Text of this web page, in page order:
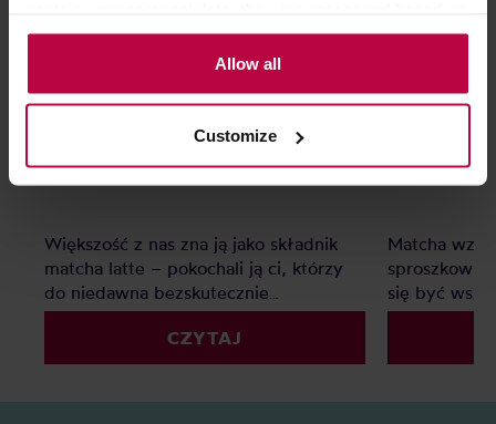
the controller’s (namely, ALL GOOD S.A., ul.
Mazowiecka 24I/U9, 78-100 Kołobrzeg) or third parties’
legitimate interests which are to ensure a high quality of
activities of the controller and authorized entities. More
information about cookies and the personal data
Allow all
Customize
Herbata matcha — co to jest i jakie ma
Większość z nas zna ją jako składnik
matcha latte – pokochali ją ci, którzy
do niedawna bezskutecznie
poszukiwali ciekawej alternatywy dla
mlecznych kaw. Matcha to jednak o
wiele więcej – jak prawdziwa
CZYTAJ
Matcha
się być
specialty.